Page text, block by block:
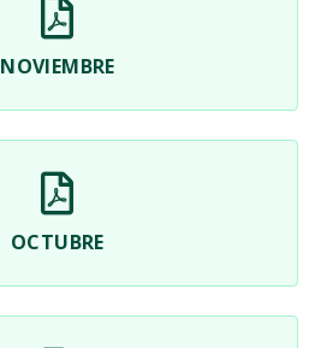
NOVIEMBRE
OCTUBRE